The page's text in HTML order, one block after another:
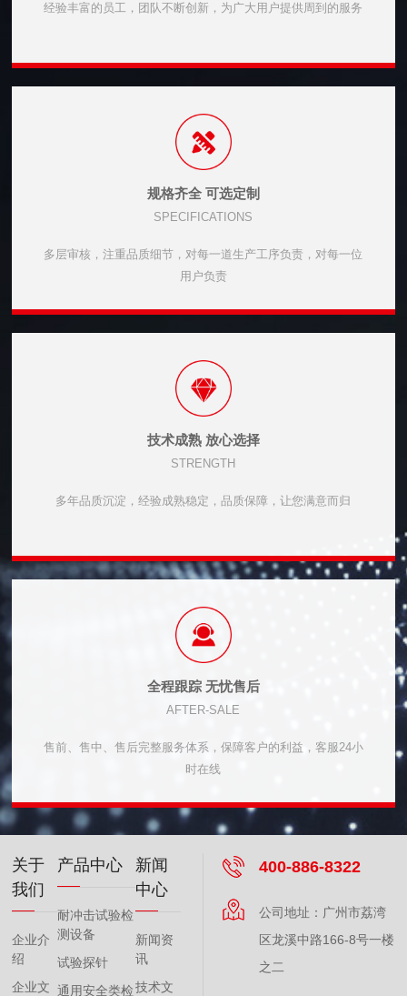
经验丰富的员工，团队不断创新，为广大用户提供周到的服务
规格齐全 可选定制
SPECIFICATIONS
多层审核，注重品质细节，对每一道生产工序负责，对每一位
用户负责
技术成熟 放心选择
STRENGTH
多年品质沉淀，经验成熟稳定，品质保障，让您满意而归
全程跟踪 无忧售后
AFTER-SALE
售前、售中、售后完整服务体系，保障客户的利益，客服24小
时在线
关于
我们
企业介
绍
企业文
产品中心
耐冲击试验检
测设备
试验探针
通用安全类检
新闻
中心
新闻资
讯
技术文
400-886-8322
公司地址：广州市荔湾
区龙溪中路166-8号一楼
之二